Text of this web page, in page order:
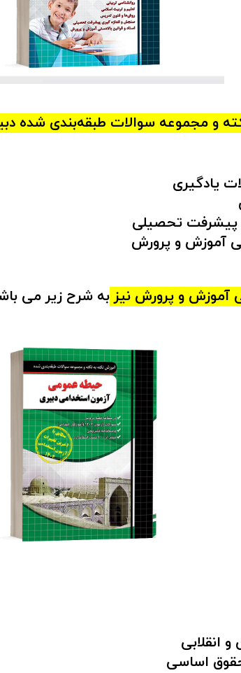
و مجموعه سوالات طبقه‌بندی شده دبیری و
یادگیری
پیشرفت تحصیلی
آموزش و پرورش
و پرورش نیزبه شرح زیر می
انقلابی
اساسی